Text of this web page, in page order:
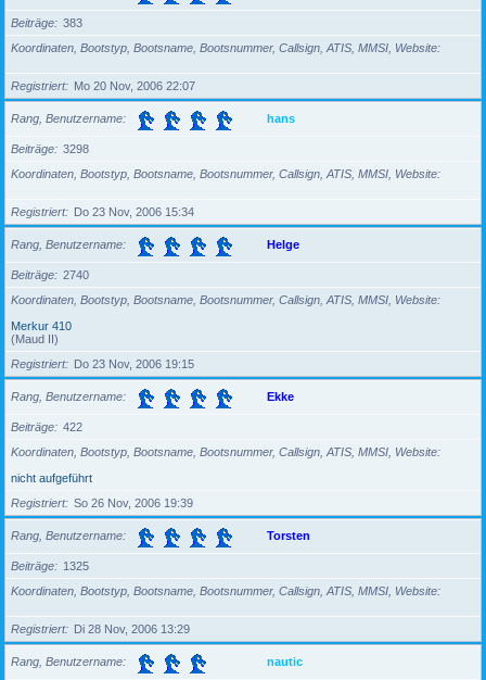
Beiträge
383
Koordinaten, Bootstyp, Bootsname, Bootsnummer, Callsign, ATIS, MMSI, Website
Registriert Mo 20 Nov, 2006 22:07
Rang, Benutzername hans
Beiträge
3298
Koordinaten, Bootstyp, Bootsname, Bootsnummer, Callsign, ATIS, MMSI, Website
Registriert Do 23 Nov, 2006 15:34
Rang, Benutzername Helge
Beiträge
2740
Koordinaten, Bootstyp, Bootsname, Bootsnummer, Callsign, ATIS, MMSI, Website
Merkur 410
(Maud II)
Registriert
Do 23 Nov, 2006 19:15
Rang, Benutzername Ekke
Beiträge
422
Koordinaten, Bootstyp, Bootsname, Bootsnummer, Callsign, ATIS, MMSI, Website
nicht aufgeführt
Registriert
So 26 Nov, 2006 19:39
Rang, Benutzername Torsten
Beiträge
1325
Koordinaten, Bootstyp, Bootsname, Bootsnummer, Callsign, ATIS, MMSI, Website
Registriert Di 28 Nov, 2006 13:29
Rang, Benutzername nautic